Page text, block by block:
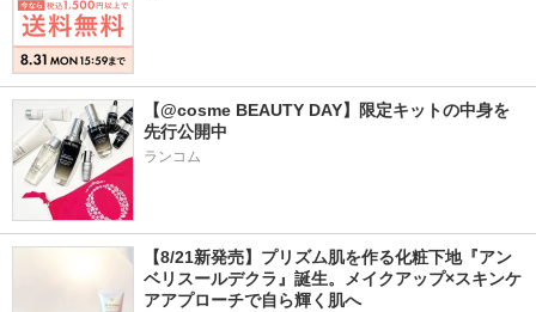
【@cosme BEAUTY DAY】限定キットの中身を
先行公開中
ランコム
【8/21新発売】プリズム肌を作る化粧下地『アン
ベリスールデクラ』誕生。メイクアップ×スキンケ
アアプローチで自ら輝く肌へ